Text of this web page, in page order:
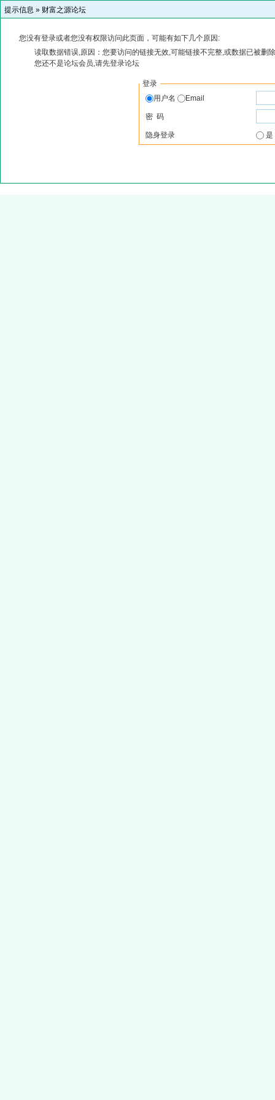
提示信息 » 财富之源论坛
您没有登录或者您没有权限访问此页面，可能有如下几个原因:
读取数据错误,原因：您要访问的链接无效,可能链接不完整,或数据已被删
您还不是论坛会员,请先登录论坛
登录
用户名
Email
密 码
隐身登录